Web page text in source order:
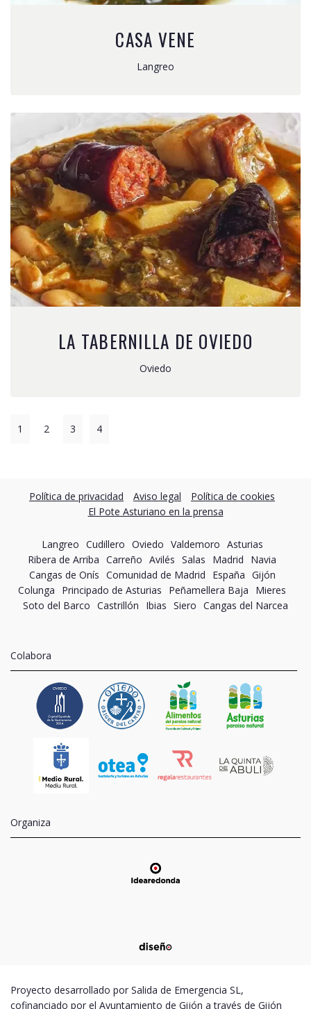
CASA VENE
Langreo
LA TABERNILLA DE OVIEDO
Oviedo
1 2 3 4
Política de privacidad Aviso legal
Política de cookies
El Pote Asturiano en la prensa
Langreo Cudillero Oviedo Valdemoro Asturias
Ribera de Arriba Carreño Avilés Salas Madrid
Navia
Cangas de Onís Comunidad de Madrid España Gijón
Colunga
Principado de Asturias Peñamellera Baja
Mieres
Soto del Barco Castrillón Ibias Siero Cangas del Narcea
Colabora
Organiza
Proyecto desarrollado por Salida de Emergencia SL,
cofinanciado por el Ayuntamiento de Gijón a través de Gijón